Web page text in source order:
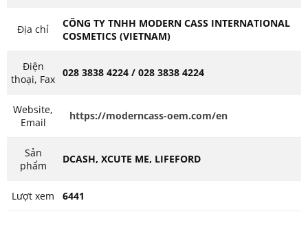
Địa chỉ
CÔNG TY TNHH MODERN CASS INTERNATIONAL
COSMETICS (VIETNAM)
Điện
thoại, Fax
028 3838 4224 / 028 3838 4224
Website,
Email
https://moderncass-oem.com/en
Sản
phẩm
DCASH, XCUTE ME, LIFEFORD
Lượt xem 6441